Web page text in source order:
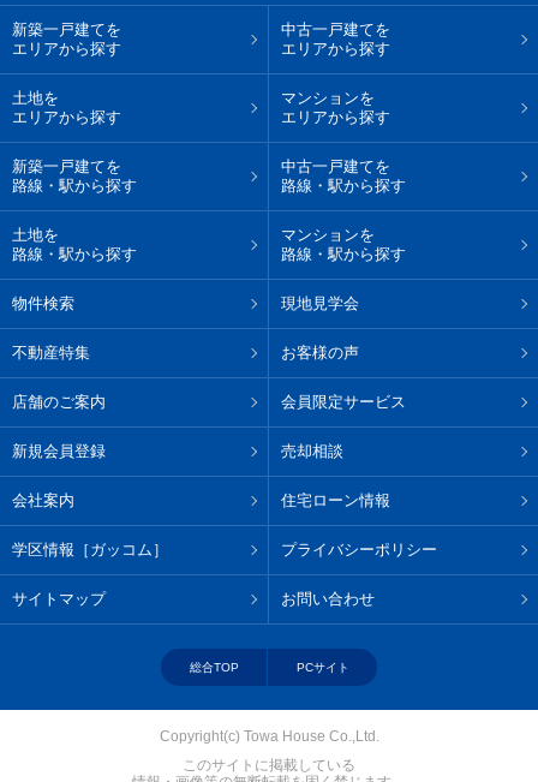
新築一戸建てを
エリアから探す
中古一戸建てを
エリアから探す
土地を
エリアから探す
マンションを
エリアから探す
新築一戸建てを
路線・駅から探す
中古一戸建てを
路線・駅から探す
土地を
路線・駅から探す
マンションを
路線・駅から探す
物件検索 現地見学会
不動産特集 お客様の声
店舗のご案内 会員限定サービス
新規会員登録 売却相談
会社案内 住宅ローン情報
学区情報［ガッコム］ プライバシーポリシー
サイトマップ お問い合わせ
総合TOP PCサイト
Copyright(c) Towa House Co.,Ltd.
このサイトに掲載している